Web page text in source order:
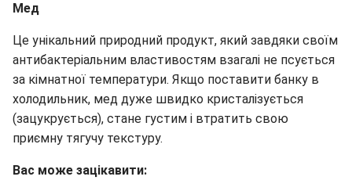
Мед
Це унікальний природний продукт, який завдяки своїм
антибактеріальним властивостям взагалі не псується
за кімнатної температури. Якщо поставити банку в
холодильник, мед дуже швидко кристалізується
(зацукрується), стане густим і втратить свою
приємну тягучу текстуру.
Вас може зацікавити: